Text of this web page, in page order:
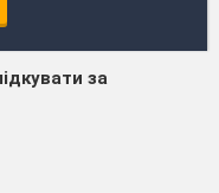
за